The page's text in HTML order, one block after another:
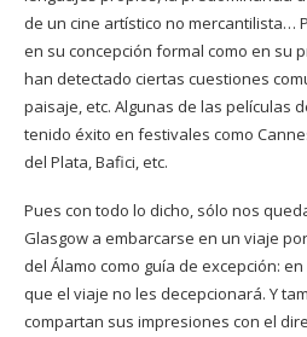
de un cine artístico no mercantilista…
en su concepción formal como en su
han detectado ciertas cuestiones
paisaje, etc. Algunas de las películas
tenido éxito en festivales como
del Plata, Bafici, etc.
Pues con todo lo dicho, sólo nos
Glasgow a embarcarse en un viaje
del Álamo como guía de excepción:
que el viaje no les decepcionará. Y
compartan sus impresiones con el